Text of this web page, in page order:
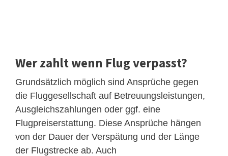
Wer zahlt wenn Flug verpasst?
Grundsätzlich möglich sind Ansprüche gegen
die Fluggesellschaft auf Betreuungsleistungen,
Ausgleichszahlungen oder ggf. eine
Flugpreiserstattung. Diese Ansprüche hängen
von der Dauer der Verspätung und der Länge
der Flugstrecke ab. Auch